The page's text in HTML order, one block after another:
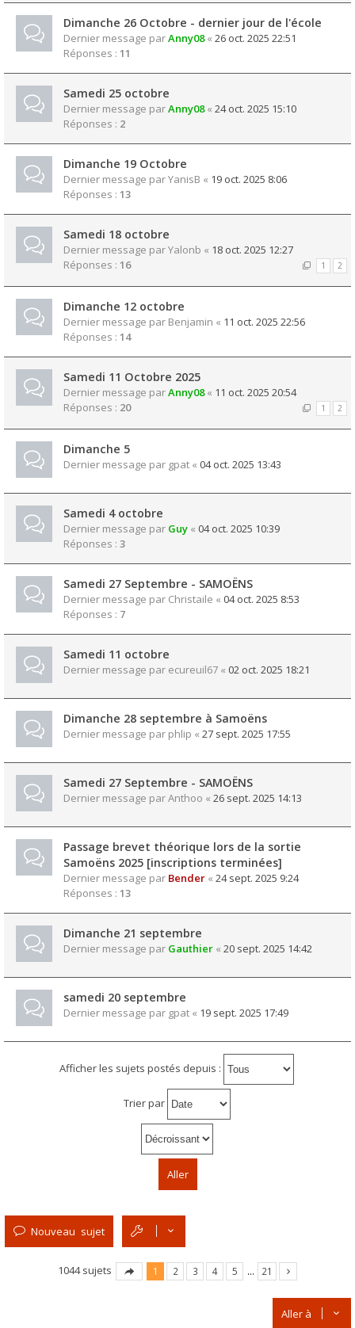
Dimanche 26 Octobre - dernier jour de l'école
Dernier message parAnny08« 26 oct. 2025 22:51
Réponses : 11
Samedi 25 octobre
Dernier message parAnny08« 24 oct. 2025 15:10
Réponses : 2
Dimanche 19 Octobre
Dernier message parYanisB « 19 oct. 2025 8:06
Réponses : 13
Samedi 18 octobre
Dernier message parYalonb « 18 oct. 2025 12:27
Réponses : 16 1 2
Dimanche 12 octobre
Dernier message par Benjamin « 11 oct. 2025 22:56
Réponses : 14
Samedi 11 Octobre 2025
Dernier message parAnny08« 11 oct. 2025 20:54
Réponses : 20 1 2
Dimanche 5
Dernier message par gpat « 04 oct. 2025 13:43
Samedi 4 octobre
Dernier message par Guy « 04 oct. 2025 10:39
Réponses : 3
Samedi 27 Septembre - SAMOËNS
Dernier message par Christaile « 04 oct. 2025 8:53
Réponses : 7
Samedi 11 octobre
Dernier message par ecureuil67 « 02 oct. 2025 18:21
Dimanche 28 septembre à Samoëns
Dernier message par phlip « 27 sept. 2025 17:55
Samedi 27 Septembre - SAMOËNS
Dernier message parAnthoo « 26 sept. 2025 14:13
Passage brevet théorique lors de la sortie
Samoëns 2025 [inscriptions terminées]
Dernier message par Bender « 24 sept. 2025 9:24
Réponses : 13
Dimanche 21 septembre
Dernier message par Gauthier « 20 sept. 2025 14:42
samedi 20 septembre
Dernier message par gpat « 19 sept. 2025 17:49
Afficher les sujets postés depuis :
Trier par
Nouveau sujet
1044 sujets 1 2 3 4 5 … 21
Aller à